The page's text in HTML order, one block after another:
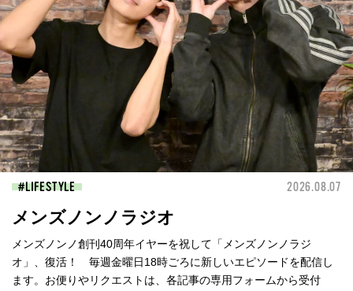
LIFESTYLE 2026.08.07
メンズノンノラジオ
メンズノンノ創刊40周年イヤーを祝して「メンズノンノラジ
オ」、復活！ 毎週金曜日18時ごろに新しいエピソードを配信し
ます。お便りやリクエストは、各記事の専用フォームから受付